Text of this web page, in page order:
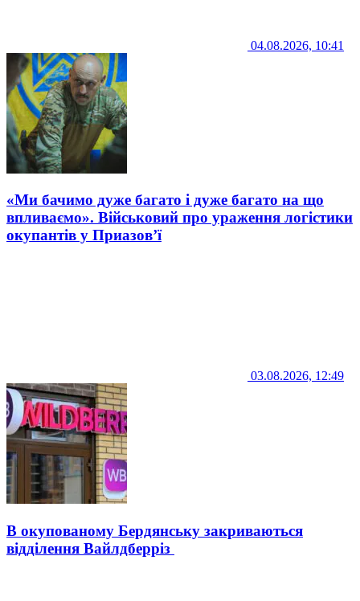
04.08.2026, 10:41
«Ми бачимо дуже багато і дуже багато на що
впливаємо». Військовий про ураження логістики
окупантів у Приазов’ї
03.08.2026, 12:49
В окупованому Бердянську закриваються
відділення Вайлдберріз